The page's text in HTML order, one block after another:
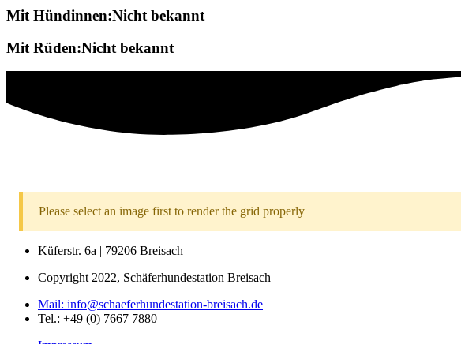
Mit Hündinnen:Nicht bekannt
Mit Rüden:Nicht bekannt
Please select an image first to render the grid properly
Küferstr. 6a | 79206 Breisach
Copyright 2022, Schäferhundestation Breisach
Mail: info@schaeferhundestation-breisach.de
Tel.: +49 (0) 7667 7880